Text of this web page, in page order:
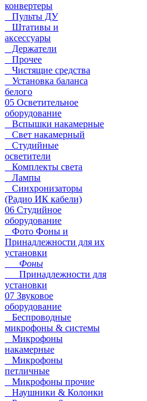
конвертеры
Пульты ДУ
Штативы и
аксессуары
Держатели
Прочее
Чистящие средства
Установка баланса
белого
05 Осветительное
оборудование
Вспышки накамерные
Свет накамерный
Студийные
осветители
Комплекты света
Лампы
Синхронизаторы
(Радио ИК кабели)
06 Студийное
оборудование
Фото Фоны и
Принадлежности для их
установки
Фоны
Принадлежности для
установки
07 Звуковое
оборудование
Беспроводные
микрофоны & системы
Микрофоны
накамерные
Микрофоны
петличные
Микрофоны прочие
Наушники & Колонки